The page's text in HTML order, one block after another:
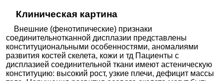
Клиническая картина
Внешние (фенотипические) признаки
соединительнотканной дисплазии представлены
конституциональными особенностями, аномалиями
развития костей скелета, кожи и тд Пациенты с
дисплазией соединительной ткани имеют астеническую
конституцию: высокий рост, узкие плечи, дефицит массы